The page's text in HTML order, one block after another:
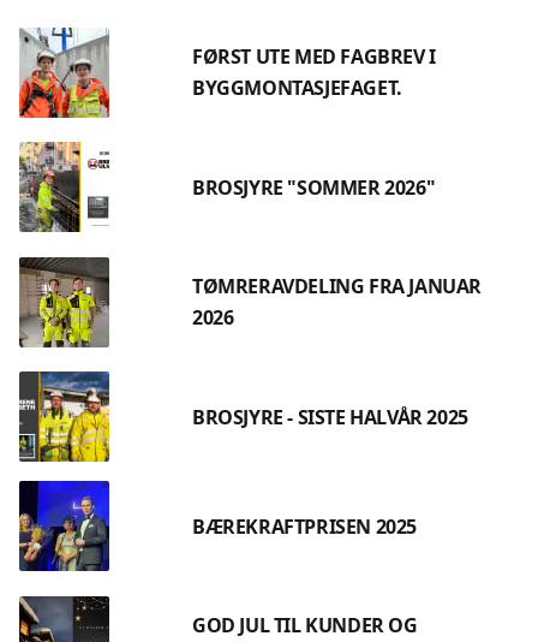
FØRST UTE MED FAGBREV I
BYGGMONTASJEFAGET.
BROSJYRE "SOMMER 2026"
TØMRERAVDELING FRA JANUAR
2026
BROSJYRE - SISTE HALVÅR 2025
BÆREKRAFTPRISEN 2025
GOD JUL TIL KUNDER OG